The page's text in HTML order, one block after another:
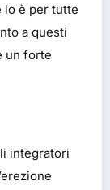
lo è per tutte
a questi
un forte
integratori